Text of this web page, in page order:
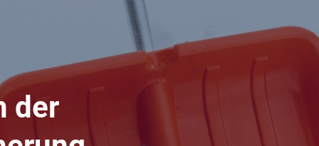
Private Haftpflichtversicherung
Kombiversicherung
Hausratversicherung
Grippe: Symptome & Behandlung
Übelkeit: Ursachen & Behandlung
Norovirus: Symptome & Behandlung
Nierenschmerzen
der